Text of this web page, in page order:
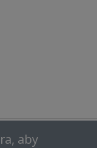
aby